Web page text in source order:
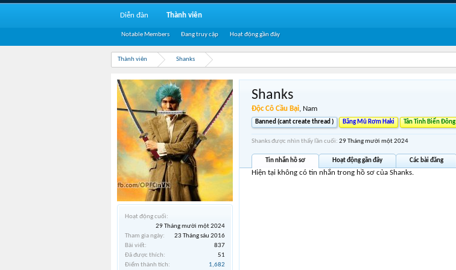
Thành viên Shanks
Hoạt động cuối:
29 Tháng mười một 2024
Tham gia ngày:
23 Tháng sáu 2016
Bài viết:
837
Đã được thích:
51
Điểm thành tích:
1,682
Shanks
Độc Cô Cầu Bại, Nam
Banned (cant create thread ) Băng Mũ Rơm Haki Tân Tinh Biển Đông
Shanks được nhìn thấy lần cuối: 29 Tháng mười một 2024
Tin nhắn hồ sơ Hoạt động gần đây Các bài đăng
Hiện tại không có tin nhắn trong hồ sơ của Shanks.
Diễn đàn Thành viên
Notable Members Đang truy cập Hoạt động gần đây